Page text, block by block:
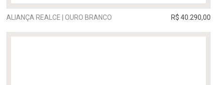
ALIANÇA REALCE | OURO BRANCO R$ 40.290,00